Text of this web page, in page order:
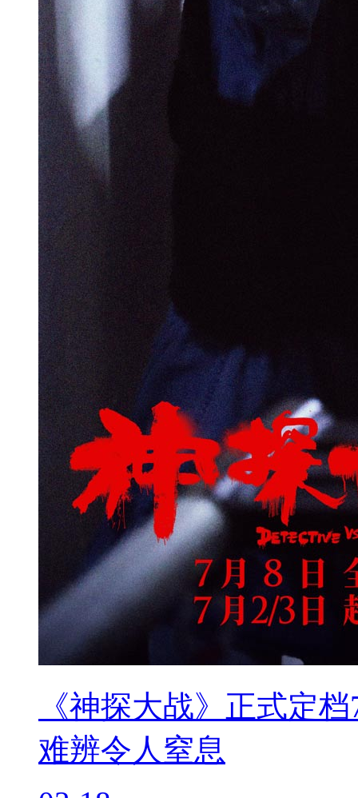
《神探大战》正式定
难辨令人窒息